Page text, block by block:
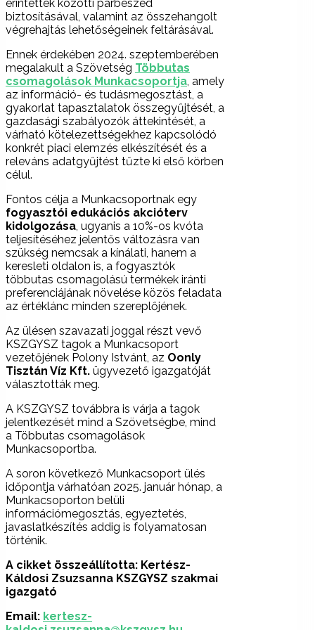
érintettek közötti párbeszéd
biztosításával, valamint az összehangolt
végrehajtás lehetőségeinek feltárásával.
Ennek érdekében 2024. szeptemberében
megalakult a Szövetség Többutas
csomagolások Munkacsoportja , amely
az információ- és tudásmegosztást, a
gyakorlat tapasztalatok összegyűjtését, a
gazdasági szabályozók áttekintését, a
várható kötelezettségekhez kapcsolódó
konkrét piaci elemzés elkészítését és a
releváns adatgyűjtést tűzte ki első körben
célul.
Fontos célja a Munkacsoportnak egy
fogyasztói edukációs akcióterv
kidolgozása , ugyanis a 10%-os kvóta
teljesítéséhez jelentős változásra van
szükség nemcsak a kínálati, hanem a
keresleti oldalon is, a fogyasztók
többutas csomagolású termékek iránti
preferenciájának növelése közös feladata
az értéklánc minden szereplőjének.
Az ülésen szavazati joggal részt vevő
KSZGYSZ tagok a Munkacsoport
vezetőjének Polony Istvánt, az Oonly
Tisztán Víz Kft. ügyvezető igazgatóját
választották meg.
A KSZGYSZ továbbra is várja a tagok
jelentkezését mind a Szövetségbe, mind
a Többutas csomagolások
Munkacsoportba.
A soron következő Munkacsoport ülés
időpontja várhatóan 2025. január hónap, a
Munkacsoporton belüli
információmegosztás, egyeztetés,
javaslatkészítés addig is folyamatosan
történik.
A cikket összeállította: Kertész-
Káldosi Zsuzsanna KSZGYSZ szakmai
igazgató
Email: kertesz-